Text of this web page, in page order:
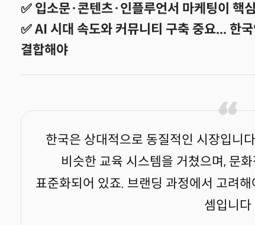
✅ 입소문·콘텐츠·인플루언서 마케팅이 핵
✅ AI 시대 속도와 커뮤니티 구축 중요... 한
결합해야
한국은 상대적으로 동질적인 시장입니
비슷한 교육 시스템을 거쳤으며, 문
표준화되어 있죠. 브랜딩 과정에서 고려
셈입니다